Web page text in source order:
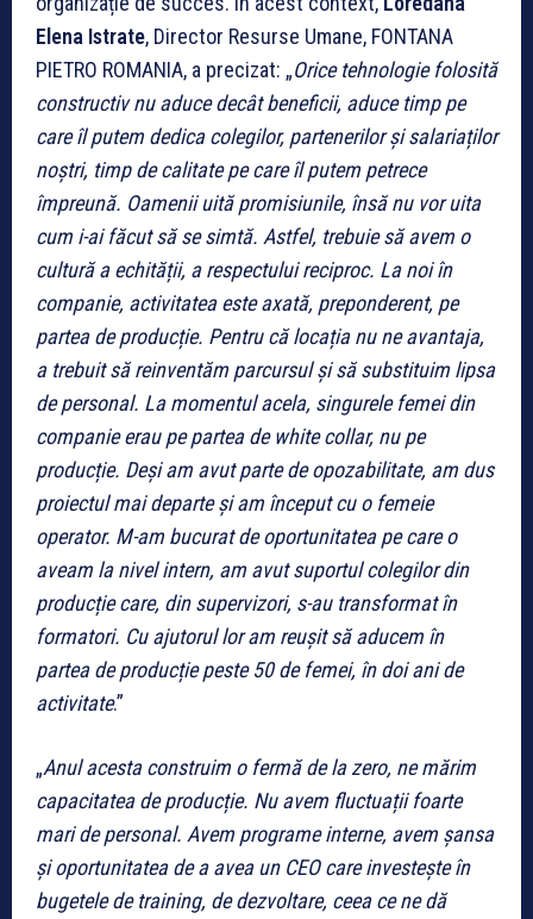
Elena Istrate, Director Resurse Umane, FONTANA
PIETRO ROMANIA, a precizat: „Orice tehnologie folosită
constructiv nu aduce decât beneficii, aduce timp pe
care îl putem dedica colegilor, partenerilor și salariaților
noștri, timp de calitate pe care îl putem petrece
împreună. Oamenii uită promisiunile, însă nu vor uita
cum i-ai făcut să se simtă. Astfel, trebuie să avem o
cultură a echității, a respectului reciproc. La noi în
companie, activitatea este axată, preponderent, pe
partea de producție. Pentru că locația nu ne avantaja,
a trebuit să reinventăm parcursul și să substituim lipsa
de personal. La momentul acela, singurele femei din
companie erau pe partea de white collar, nu pe
producție. Deși am avut parte de opozabilitate, am dus
proiectul mai departe și am început cu o femeie
operator. M-am bucurat de oportunitatea pe care o
aveam la nivel intern, am avut suportul colegilor din
producție care, din supervizori, s-au transformat în
formatori. Cu ajutorul lor am reușit să aducem în
partea de producție peste 50 de femei, în doi ani de
activitate.”
„Anul acesta construim o fermă de la zero, ne mărim
capacitatea de producție. Nu avem fluctuații foarte
mari de personal. Avem programe interne, avem șansa
și oportunitatea de a avea un CEO care investește în
bugetele de training, de dezvoltare, ceea ce ne dă